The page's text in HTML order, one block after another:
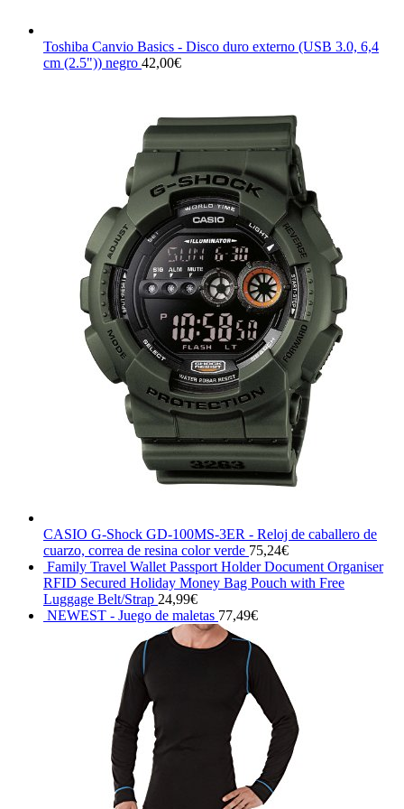
Toshiba Canvio Basics - Disco duro externo (USB 3.0, 6,4
cm (2.5")) negro 42,00€
CASIO G-Shock GD-100MS-3ER - Reloj de caballero de
cuarzo, correa de resina color verde 75,24€
Family Travel Wallet Passport Holder Document Organiser
RFID Secured Holiday Money Bag Pouch with Free
Luggage Belt/Strap 24,99€
NEWEST - Juego de maletas 77,49€